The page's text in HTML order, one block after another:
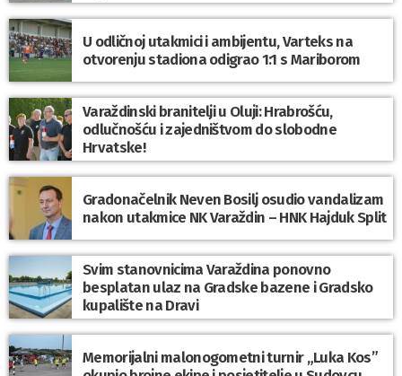
U odličnoj utakmici i ambijentu, Varteks na
otvorenju stadiona odigrao 1:1 s Mariborom
Varaždinski branitelji u Oluji: Hrabrošću,
odlučnošću i zajedništvom do slobodne
Hrvatske!
Gradonačelnik Neven Bosilj osudio vandalizam
nakon utakmice NK Varaždin – HNK Hajduk Split
Svim stanovnicima Varaždina ponovno
besplatan ulaz na Gradske bazene i Gradsko
kupalište na Dravi
Memorijalni malonogometni turnir „Luka Kos”